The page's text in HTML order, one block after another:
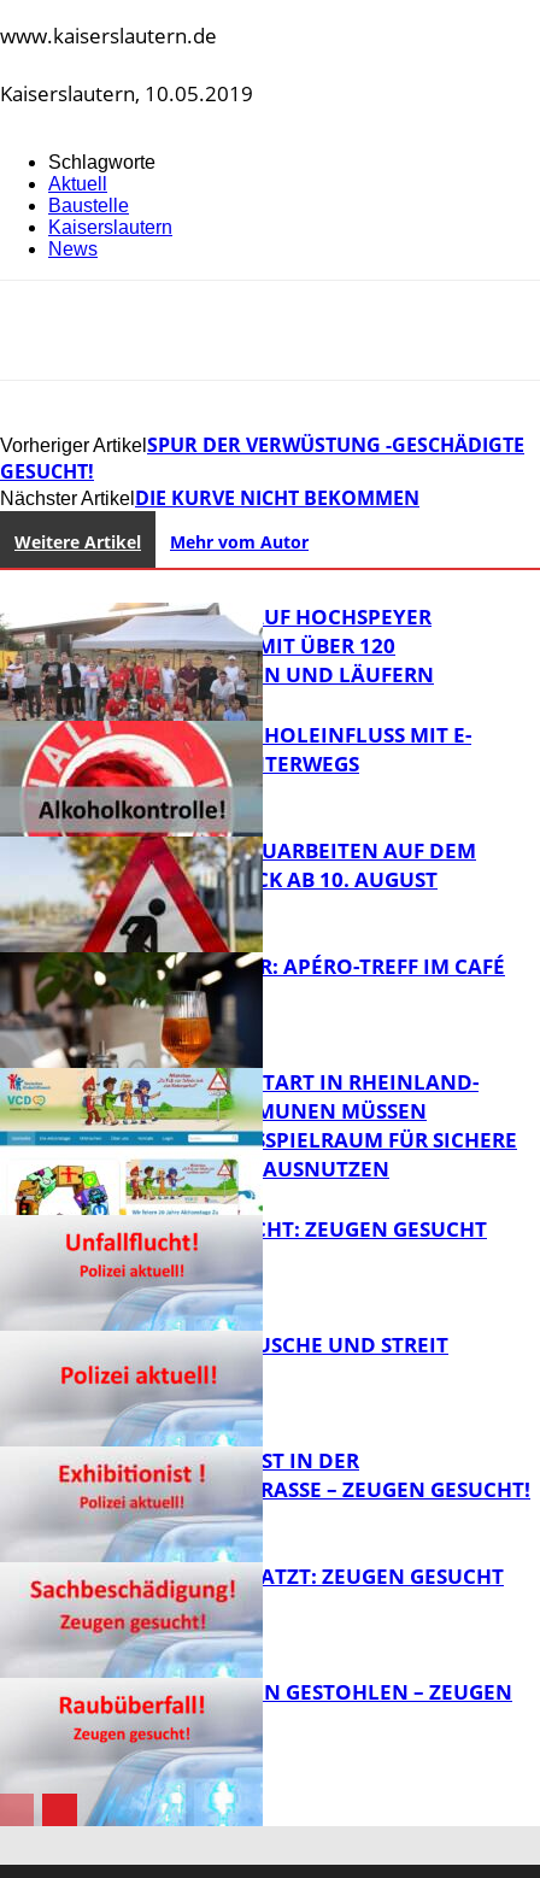
www.kaiserslautern.de
Kaiserslautern, 10.05.2019
Schlagworte
Aktuell
Baustelle
Kaiserslautern
News
Vorheriger Artikel SPUR DER VERWÜSTUNG -GESCHÄDIGTE
GESUCHT!
Nächster Artikel DIE KURVE NICHT BEKOMMEN
Weitere Artikel Mehr vom Autor
FB News
31. KERWELAUF HOCHSPEYER
BEGEISTERT MIT ÜBER 120
LÄUFERINNEN UND LÄUFERN
FB News
UNTER ALKOHOLEINFLUSS MIT E-
SCOOTER UNTERWEGS
FB News
STRASSENBAUARBEITEN AUF DEM B
ÄNNJERRÜCK AB 10. AUGUST
FB Kultur
HOT SUMMER: APÉRO-TREFF IM CAFÉ
LUMA
ZUM SCHULSTART IN RHEINLAND-
PFALZ: KOMMUNEN MÜSSEN
HANDLUNGSSPIELRAUM FÜR SICHERE
SCHULWEGE AUSNUTZEN
UNFALLFLUCHT: ZEUGEN GESUCHT
KNALLGERÄUSCHE UND STREIT
EXHIBITIONIST IN DER
VELMANNSTRASSE – ZEUGEN GESUCHT!
AUTO ZERKRATZT: ZEUGEN GESUCHT
TEURE KETTEN GESTOHLEN – ZEUGEN
GESUCHT!